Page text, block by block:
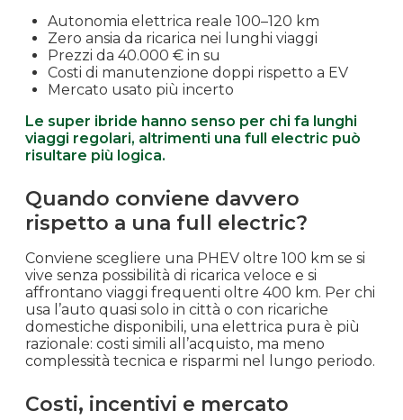
Autonomia elettrica reale 100–120 km
Zero ansia da ricarica nei lunghi viaggi
Prezzi da 40.000 € in su
Costi di manutenzione doppi rispetto a EV
Mercato usato più incerto
Le super ibride hanno senso per chi fa lunghi
viaggi regolari, altrimenti una full electric può
risultare più logica.
Quando conviene davvero
rispetto a una full electric?
Conviene scegliere una PHEV oltre 100 km se si
vive senza possibilità di ricarica veloce e si
affrontano viaggi frequenti oltre 400 km. Per chi
usa l’auto quasi solo in città o con ricariche
domestiche disponibili, una elettrica pura è più
razionale: costi simili all’acquisto, ma meno
complessità tecnica e risparmi nel lungo periodo.
Costi, incentivi e mercato